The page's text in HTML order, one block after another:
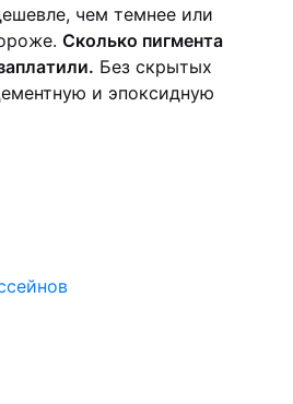
чем темнее или
Сколько пигмента
Без скрытых
и эпоксидную